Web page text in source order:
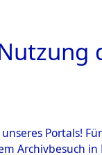
Portals!
Archivbesuch